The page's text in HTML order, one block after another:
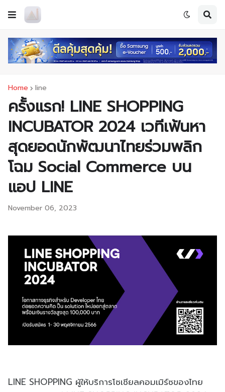
Home line
ครั้งแรก! LINE SHOPPING
INCUBATOR 2024 เวทีเฟ้นหา
สุดยอดนักพัฒนาไทยร่วมพลิก
โฉม Social Commerce บน
แอป LINE
November 06, 2023
LINE SHOPPING ผู้ให้บริการโซเชียลคอมเมิร์ซของไทย